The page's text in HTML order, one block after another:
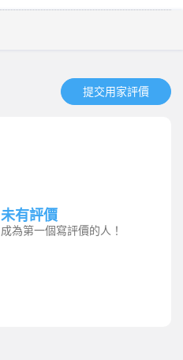
提交用家評價​
未有評價
成為第一個寫評價的人！